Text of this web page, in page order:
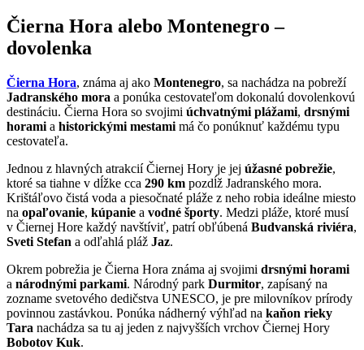
Čierna Hora alebo Montenegro –
dovolenka
Čierna Hora, známa aj ako Montenegro, sa nachádza na pobreží
Jadranského mora a ponúka cestovateľom dokonalú dovolenkovú
destináciu. Čierna Hora so svojimi úchvatnými plážami, drsnými
horami a historickými mestami má čo ponúknuť každému typu
cestovateľa.
Jednou z hlavných atrakcií Čiernej Hory je jej úžasné pobrežie,
ktoré sa tiahne v dĺžke cca 290 km pozdĺž Jadranského mora.
Krištáľovo čistá voda a piesočnaté pláže z neho robia ideálne miesto
na opaľovanie, kúpanie a vodné športy. Medzi pláže, ktoré musí
v Čiernej Hore každý navštíviť, patrí obľúbená Budvanská riviéra,
Sveti Stefan a odľahlá pláž Jaz.
Okrem pobrežia je Čierna Hora známa aj svojimi drsnými horami
a národnými parkami. Národný park Durmitor, zapísaný na
zozname svetového dedičstva UNESCO, je pre milovníkov prírody
povinnou zastávkou. Ponúka nádherný výhľad na kaňon rieky
Tara nachádza sa tu aj jeden z najvyšších vrchov Čiernej Hory
Bobotov Kuk.